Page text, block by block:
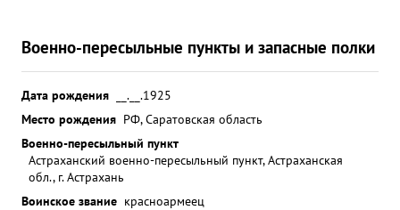
Военно-пересыльные пункты и запасные полки
Дата рождения
__.__.1925
Место рождения РФ, Саратовская область
Военно-пересыльный пункт
Астраханский военно-пересыльный пункт, Астраханская
обл., г. Астрахань
Воинское звание красноармеец